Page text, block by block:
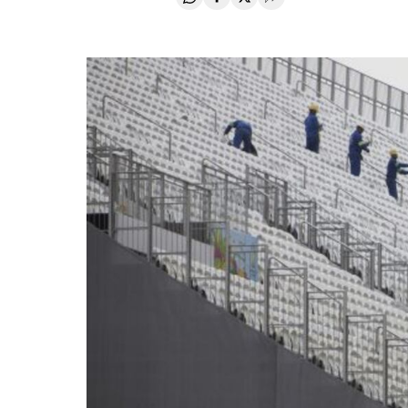
Compartir en Whatsapp
Compartir en Facebook
Compartir en Twitter
Desplegar Redes